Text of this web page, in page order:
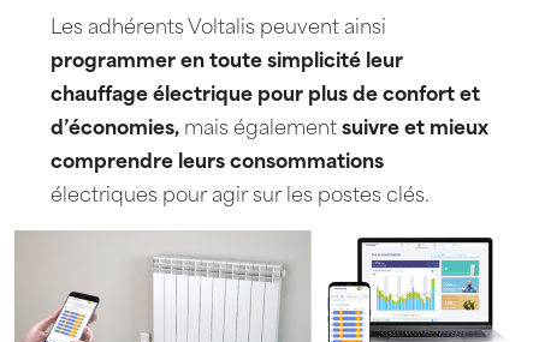
Les adhérents Voltalis peuvent ainsi
programmer en toute simplicité leur
chauffage électrique pour plus de confort et
d’économies, mais également suivre et mieux
comprendre leurs consommations
électriques pour agir sur les postes clés.